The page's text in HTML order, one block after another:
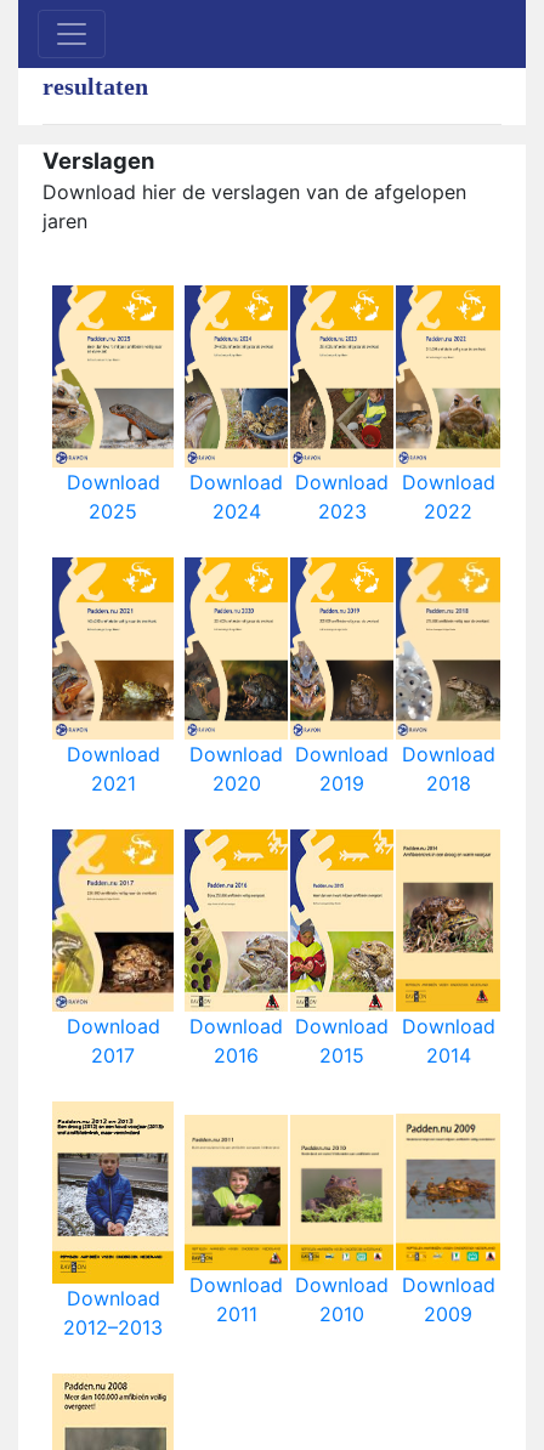
resultaten
Verslagen
Download hier de verslagen van de afgelopen
jaren
Download
2025
Download
2024
Download
2023
Download
2022
Download
2021
Download
2020
Download
2019
Download
2018
Download
2017
Download
2016
Download
2015
Download
2014
Download
2012–2013
Download
2011
Download
2010
Download
2009